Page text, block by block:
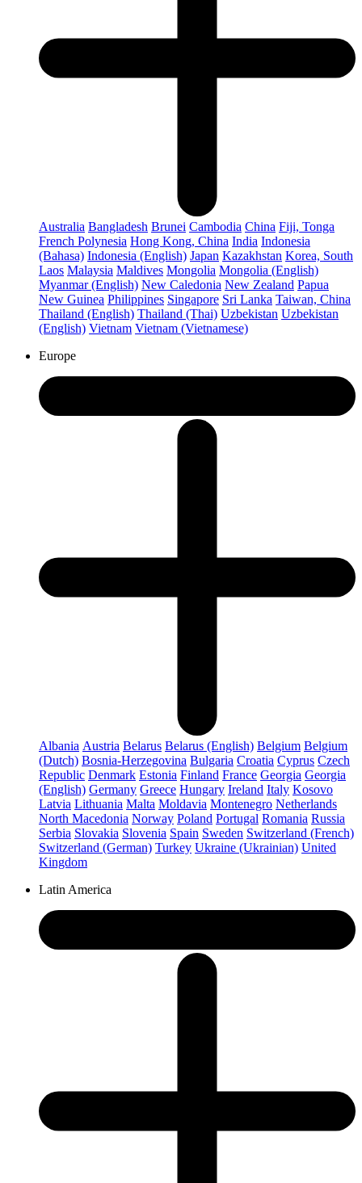
Australia Bangladesh Brunei Cambodia China Fiji, Tonga
French Polynesia Hong Kong, China India Indonesia
(Bahasa) Indonesia (English) Japan Kazakhstan Korea, South
Laos Malaysia Maldives Mongolia Mongolia (English)
Myanmar (English) New Caledonia New Zealand Papua
New Guinea Philippines Singapore Sri Lanka Taiwan, China
Thailand (English) Thailand (Thai) Uzbekistan Uzbekistan
(English) Vietnam Vietnam (Vietnamese)
Europe
Albania Austria Belarus Belarus (English) Belgium Belgium
(Dutch) Bosnia-Herzegovina Bulgaria Croatia Cyprus Czech
Republic Denmark Estonia Finland France Georgia Georgia
(English) Germany Greece Hungary Ireland Italy Kosovo
Latvia Lithuania Malta Moldavia Montenegro Netherlands
North Macedonia Norway Poland Portugal Romania Russia
Serbia Slovakia Slovenia Spain Sweden Switzerland (French)
Switzerland (German) Turkey Ukraine (Ukrainian) United
Kingdom
Latin America